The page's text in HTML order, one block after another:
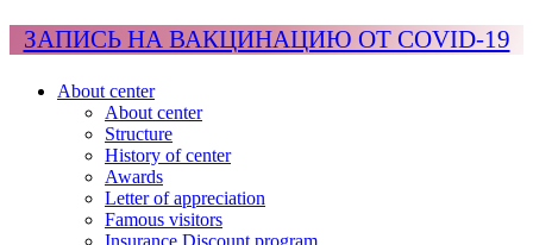
ЗАПИСЬ НА ВАКЦИНАЦИЮ ОТ COVID-19
About center
About center
Structure
History of center
Awards
Letter of appreciation
Famous visitors
Insurance Discount program